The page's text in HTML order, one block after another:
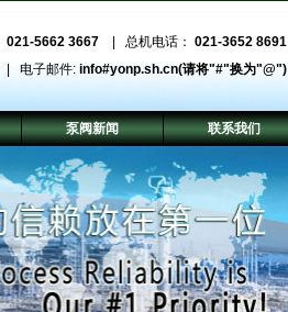
021-5662 3667 | 总机电话： 021-3652 8691
| 电子邮件: info#yonp.sh.cn(请将"#"换为"@")
泵阀新闻 联系我们